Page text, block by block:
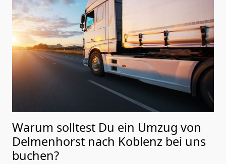
Warum solltest Du ein Umzug von
Delmenhorst nach Koblenz bei uns
buchen?